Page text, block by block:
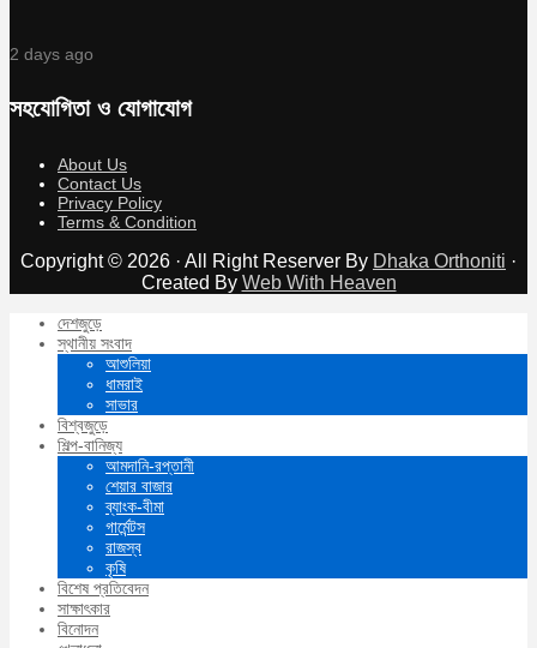
2 days ago
সহযোগিতা ও যোগাযোগ
About Us
Contact Us
Privacy Policy
Terms & Condition
Copyright © 2026 · All Right Reserver By Dhaka Orthoniti ·
Created By Web With Heaven
দেশজুড়ে
স্থানীয় সংবাদ
আশুলিয়া
ধামরাই
সাভার
বিশ্বজুড়ে
শিল্প-বানিজ্য
আমদানি-রপ্তানী
শেয়ার বাজার
ব্যাংক-বীমা
গার্মেন্টস
রাজস্ব
কৃষি
বিশেষ প্রতিবেদন
সাক্ষাৎকার
বিনোদন